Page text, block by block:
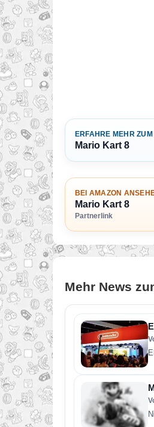
ERFAHRE MEHR
Mario Kart 8
BEI AMAZON
Mario Kart 8
Partnerlink
Mehr News